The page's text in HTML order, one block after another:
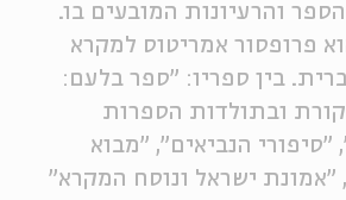
והרעיונות המובעים בו.
פרופסור אמריטוס למקרא
בין ספריו: "ספר בלעם:
ובתולדות הספרות
"סיפורי הנביאים", "מבוא
ישראל ונוסח המקרא"